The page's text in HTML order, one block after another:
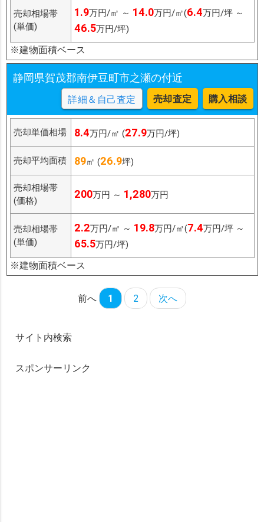
売却相場帯
(単価)
1.9万円/㎡ ～ 14.0万円/㎡(6.4万円/坪 ～
46.5万円/坪)
※建物面積ベース
静岡県賀茂郡南伊豆町市之瀬の付近
詳細＆自己査定 売却査定 購入相談
売却単価相場 8.4万円/㎡ (27.9万円/坪)
売却平均面積 89㎡ (26.9坪)
売却相場帯
(価格)
200万円 ～ 1,280万円
売却相場帯
(単価)
2.2万円/㎡ ～ 19.8万円/㎡(7.4万円/坪 ～
65.5万円/坪)
※建物面積ベース
前へ 1 2 次へ
サイト内検索
スポンサーリンク